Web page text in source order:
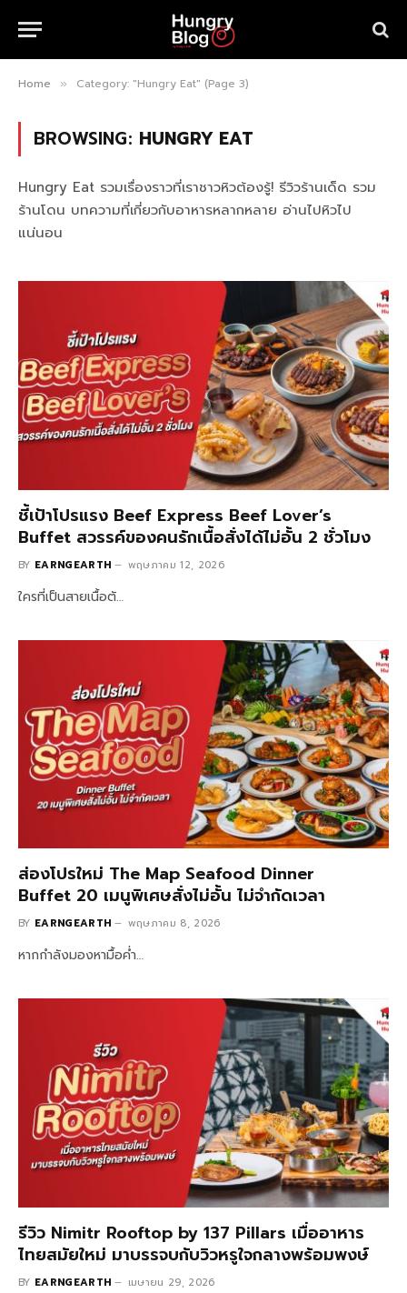
Home » Category: "Hungry Eat" (Page 3)
BROWSING: HUNGRY EAT
Hungry Eat รวมเรื่องราวที่เราชาวหิวต้องรู้! รีวิวร้านเด็ด รวม
ร้านโดน บทความที่เกี่ยวกับอาหารหลากหลาย อ่านไปหิวไป
แน่นอน
ชี้เป้าโปรแรง Beef Express Beef Lover’s
Buffet สวรรค์ของคนรักเนื้อสั่งได้ไม่อั้น 2 ชั่วโมง
BY EARNGEARTH พฤษภาคม 12, 2026
ใครที่เป็นสายเนื้อตั…
ส่องโปรใหม่ The Map Seafood Dinner
Buffet 20 เมนูพิเศษสั่งไม่อั้น ไม่จำกัดเวลา
BY EARNGEARTH พฤษภาคม 8, 2026
หากกำลังมองหามื้อค่ำ…
รีวิว Nimitr Rooftop by 137 Pillars เมื่ออาหาร
ไทยสมัยใหม่ มาบรรจบกับวิวหรูใจกลางพร้อมพงษ์
BY EARNGEARTH เมษายน 29, 2026